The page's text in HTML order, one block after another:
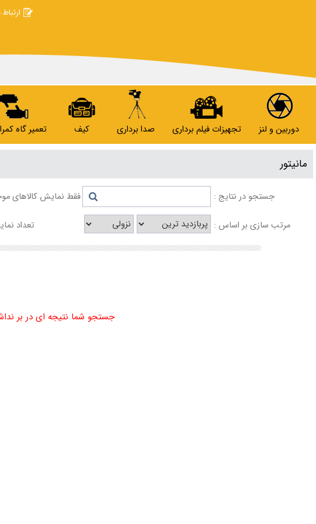
ارتباط
دوربین و لنز تجهیزات فیلم برداری صدا برداری کیف تعمیر گاه
مانیتور
جستجو در نتایج : فقط نمایش کالاهای
مرتب سازی بر اساس : تعداد
جستجو شما نتیجه ای در بر